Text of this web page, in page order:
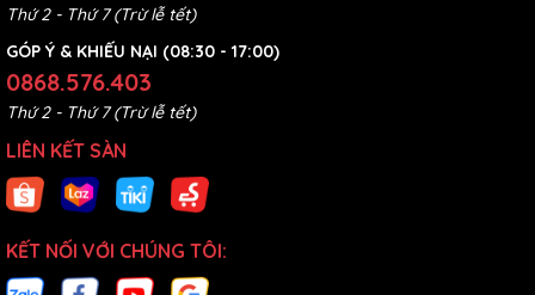
Thứ 2 - Thứ 7 (Trừ lễ tết)
GÓP Ý & KHIẾU NẠI (08:30 - 17:00)
0868.576.403
Thứ 2 - Thứ 7 (Trừ lễ tết)
LIÊN KẾT SÀN
KẾT NỐI VỚI CHÚNG TÔI: